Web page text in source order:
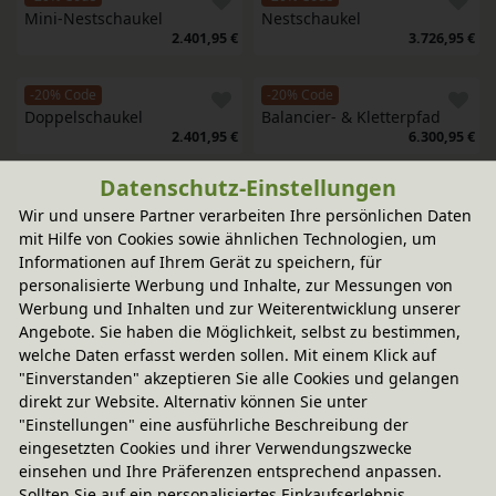
Mini-Nestschaukel
2.401,95 €
Nestschaukel
3.726,95 €
-20% Code
Doppelschaukel
2.401,95 €
-20% Code
Balancier- & Kletterpfad
6.300,95 €
Kletter- und Balancierspiel
Mikado
2.895,95 €
-20% Code
Balancier-Poller mit Seil
1.082,95 €
-20% Code
Balancierspiel Stelzen 3er
Set
1.118,95 €
-20% Code
Dreier Balancierbalken
1.297,95 €
-20% Code
Turmrutsche, Höhe: 140 cm
6.797,95 €
-20% Code
2-Turm-Kletteranlage mit
Brücke
Datenschutz-Einstellungen
Wir und unsere Partner verarbeiten Ihre persönlichen Daten
mit Hilfe von Cookies sowie ähnlichen Technologien, um
Informationen auf Ihrem Gerät zu speichern, für
personalisierte Werbung und Inhalte, zur Messungen von
Werbung und Inhalten und zur Weiterentwicklung unserer
Angebote. Sie haben die Möglichkeit, selbst zu bestimmen,
welche Daten erfasst werden sollen. Mit einem Klick auf
"Einverstanden" akzeptieren Sie alle Cookies und gelangen
direkt zur Website. Alternativ können Sie unter
"Einstellungen" eine ausführliche Beschreibung der
eingesetzten Cookies und ihrer Verwendungszwecke
einsehen und Ihre Präferenzen entsprechend anpassen.